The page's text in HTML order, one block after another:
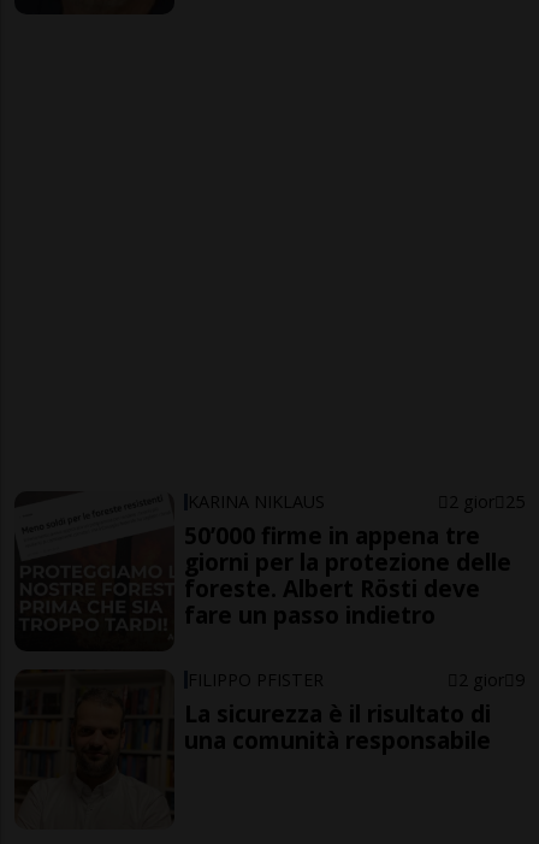
KARINA NIKLAUS 2 gior 25
50’000 firme in appena tre
giorni per la protezione delle
foreste. Albert Rösti deve
fare un passo indietro
FILIPPO PFISTER 2 gior 9
La sicurezza è il risultato di
una comunità responsabile